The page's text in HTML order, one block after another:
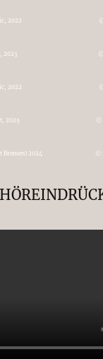
2022
2023
2022
2025 ©
Bremen) 2024 ©